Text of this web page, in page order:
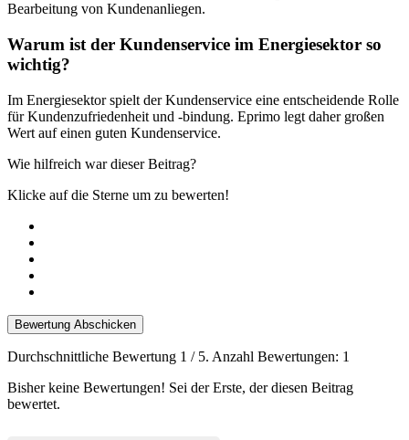
Bearbeitung von Kundenanliegen.
Warum ist der Kundenservice im Energiesektor so
wichtig?
Im Energiesektor spielt der Kundenservice eine entscheidende Rolle
für Kundenzufriedenheit und -bindung. Eprimo legt daher großen
Wert auf einen guten Kundenservice.
Wie hilfreich war dieser Beitrag?
Klicke auf die Sterne um zu bewerten!
Bewertung Abschicken
Durchschnittliche Bewertung 1 / 5. Anzahl Bewertungen: 1
Bisher keine Bewertungen! Sei der Erste, der diesen Beitrag
bewertet.